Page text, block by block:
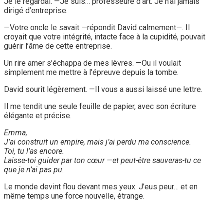
dirigé d’entreprise.
—Votre oncle le savait —répondit David calmement—. Il
croyait que votre intégrité, intacte face à la cupidité, pouvait
guérir l’âme de cette entreprise.
Un rire amer s’échappa de mes lèvres. —Ou il voulait
simplement me mettre à l’épreuve depuis la tombe.
David sourit légèrement. —Il vous a aussi laissé une lettre.
Il me tendit une seule feuille de papier, avec son écriture
élégante et précise.
Emma,
J’ai construit un empire, mais j’ai perdu ma conscience.
Toi, tu l’as encore.
Laisse-toi guider par ton cœur —et peut-être sauveras-tu ce
que je n’ai pas pu.
Le monde devint flou devant mes yeux. J’eus peur… et en
même temps une force nouvelle, étrange.